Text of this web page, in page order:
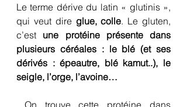
Le terme dérive du latin « glutinis »,
qui veut dire glue, colle. Le gluten,
c’est une protéine présente dans
plusieurs céréales : le blé (et ses
dérivés : épeautre, blé kamut..), le
seigle, l’orge, l’avoine…